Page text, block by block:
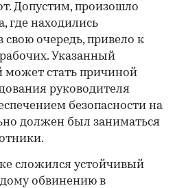
Допустим, произошло
где находились
очередь, привело к
Указанный
может стать причиной
руководителя
безопасности на
должен был заниматься
сложился устойчивый
обвинению в